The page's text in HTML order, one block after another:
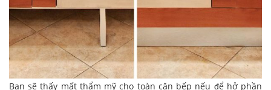
Bạn sẽ thấy mất thẩm mỹ cho toàn căn bếp nếu để hở phần